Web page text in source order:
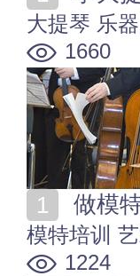
大提琴 乐器
1660
做模
模特培训
1224